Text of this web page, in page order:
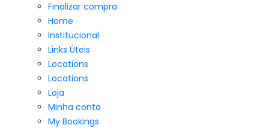
Finalizar compra
Home
Institucional
Links Úteis
Locations
Locations
Loja
Minha conta
My Bookings